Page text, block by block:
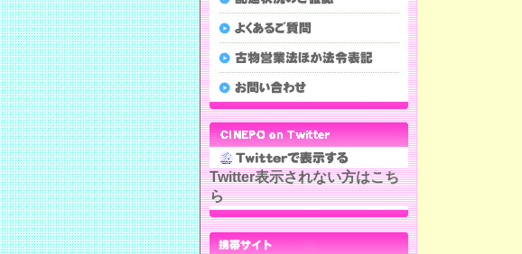
Twitter表示されない方はこち
ら